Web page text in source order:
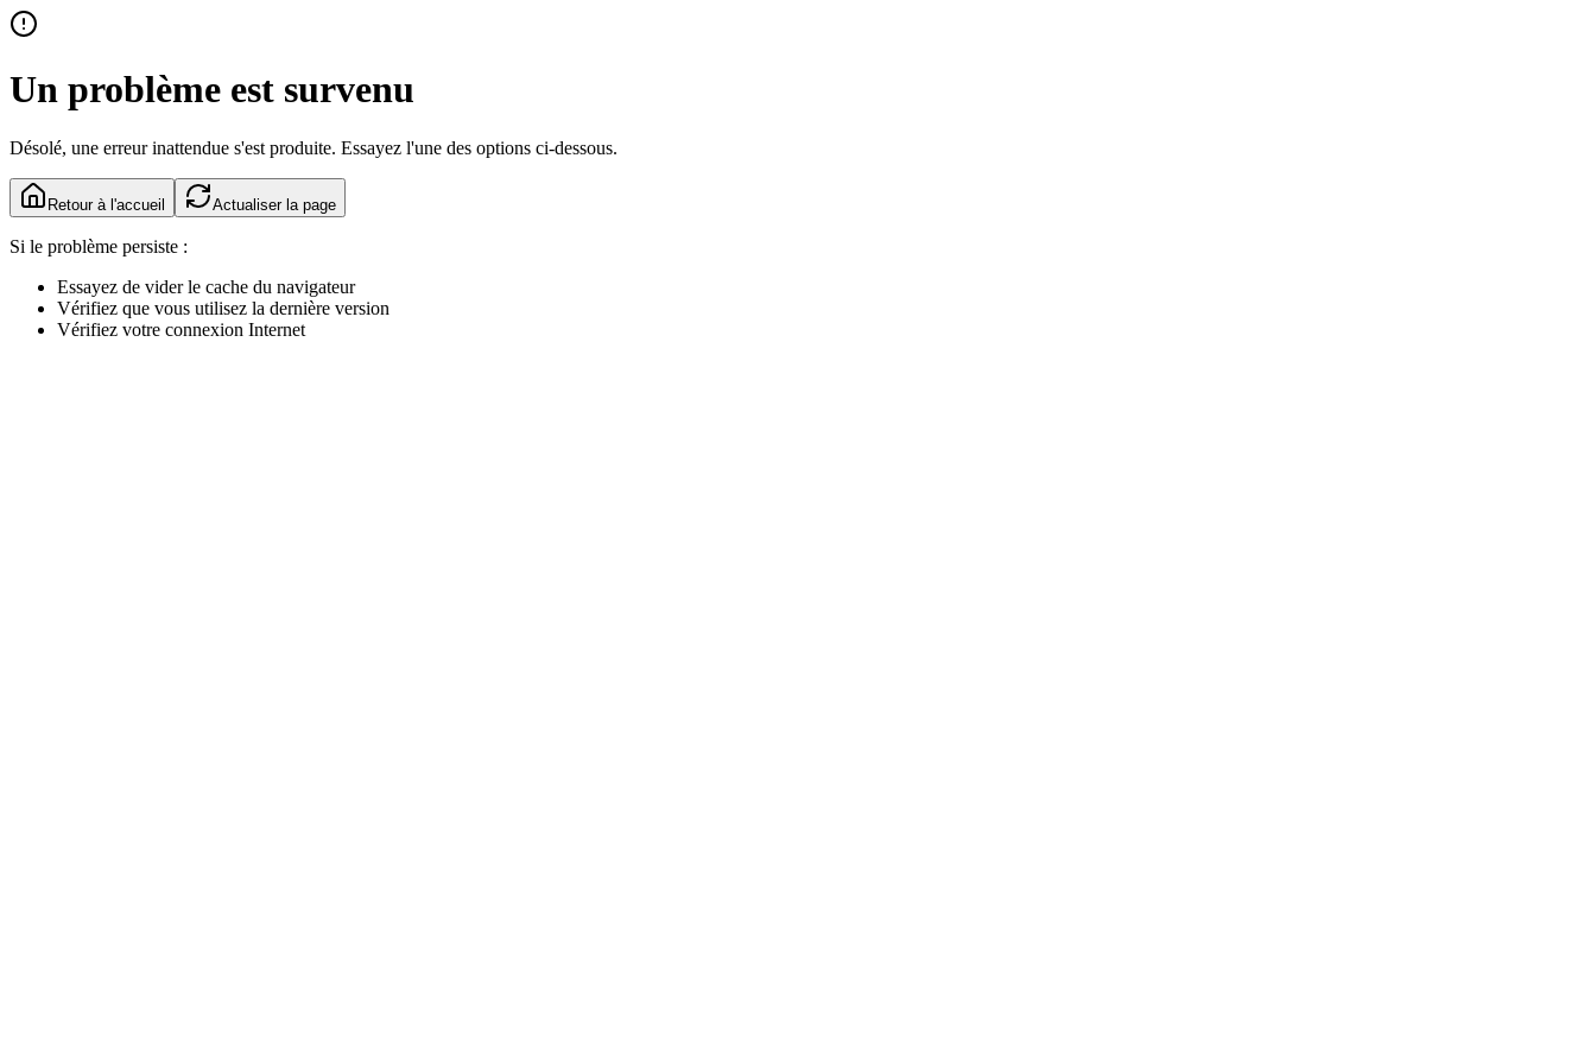
Un problème est survenu
Désolé, une erreur inattendue s'est produite. Essayez l'une des options ci-dessous.
Retour à l'accueil Actualiser la page
Si le problème persiste :
Essayez de vider le cache du navigateur
Vérifiez que vous utilisez la dernière version
Vérifiez votre connexion Internet